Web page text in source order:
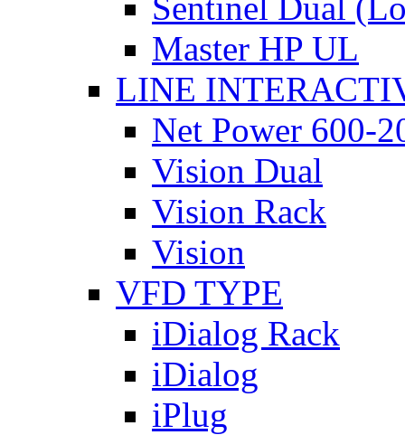
Master HP UL
LINE
Net Power 600-
Vision Dual
Vision Rack
Vision
VFD TYPE
iDialog Rack
iDialog
iPlug